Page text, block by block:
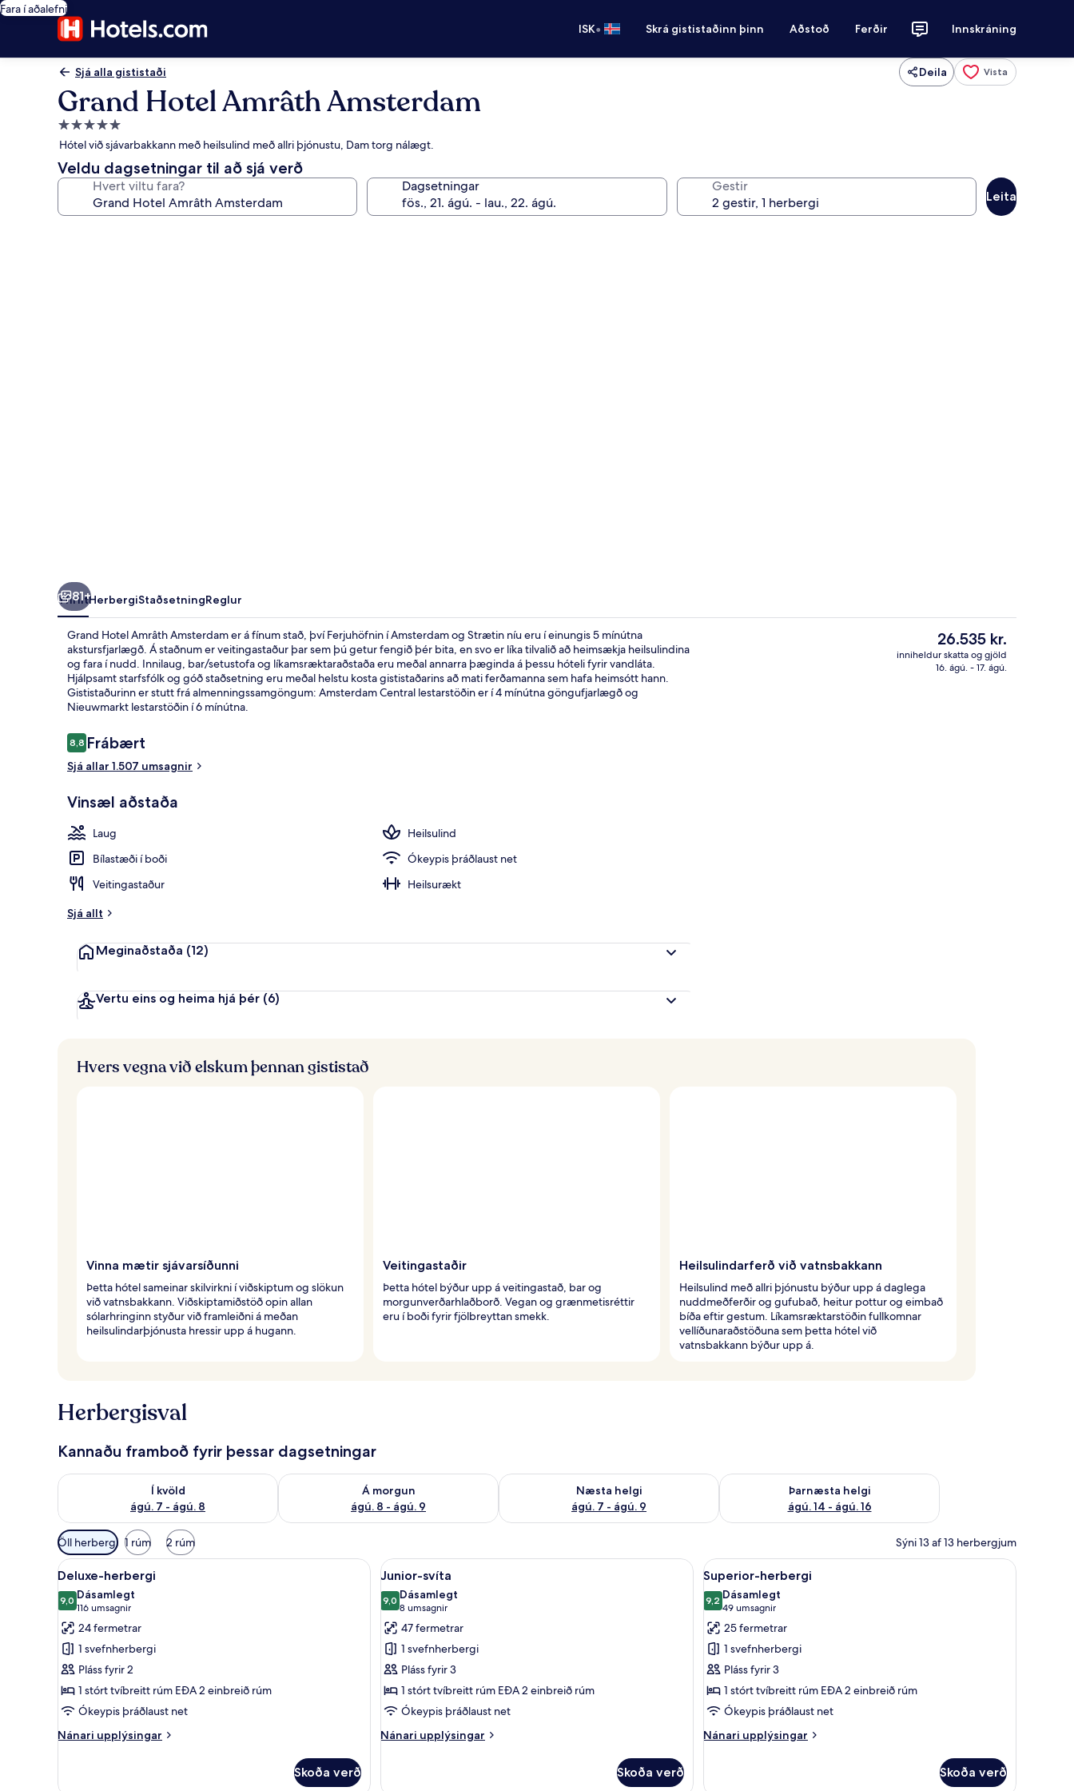
Fara í aðalefni
ISK• Skrá gististaðinn þinn Aðstoð Ferðir Innskráning
Sjá alla gististaði Deila Vista
Grand Hotel Amrâth Amsterdam
5.0
stjörnu
gististaður
Hótel við sjávarbakkann með heilsulind með allri þjónustu, Dam torg nálægt.
Veldu dagsetningar til að sjá verð
Hvert viltu fara? Dagsetningar Gestir
Leita
Fundaraðstaða Morgunverðarhlaðborð daglega
81+
YfirlitHerbergiStaðsetningReglur
Grand Hotel Amrâth Amsterdam er á fínum stað, því Ferjuhöfnin í Amsterdam og Strætin níu eru í einungis 5 mínútna
akstursfjarlægð. Á staðnum er veitingastaður þar sem þú getur fengið þér bita, en svo er líka tilvalið að heimsækja heilsulindina
og fara í nudd. Innilaug, bar/setustofa og líkamsræktaraðstaða eru meðal annarra þæginda á þessu hóteli fyrir vandláta.
Hjálpsamt starfsfólk og góð staðsetning eru meðal helstu kosta gististaðarins að mati ferðamanna sem hafa heimsótt hann.
Gististaðurinn er stutt frá almenningssamgöngum: Amsterdam Central lestarstöðin er í 4 mínútna göngufjarlægð og
Nieuwmarkt lestarstöðin í 6 mínútna.
Umsagnir
8,88,8 af 10
Frábært
Sjá allar 1.507 umsagnir
Vinsæl aðstaða
Laug
Heilsulind
Bílastæði í boði
Ókeypis þráðlaust net
Veitingastaður
Heilsurækt
Sjá allt
Meginaðstaða (12)
Vertu eins og heima hjá þér (6)
Núverandi
verð
er
26.535 kr.
inniheldur skatta og gjöld
16. ágú. - 17. ágú.
Hvers vegna við elskum þennan gististað
Vinna mætir sjávarsíðunni
Þetta hótel sameinar skilvirkni í viðskiptum og slökun
við vatnsbakkann. Viðskiptamiðstöð opin allan
sólarhringinn styður við framleiðni á meðan
heilsulindarþjónusta hressir upp á hugann.
Veitingastaðir
Þetta hótel býður upp á veitingastað, bar og
morgunverðarhlaðborð. Vegan og grænmetisréttir
eru í boði fyrir fjölbreyttan smekk.
Heilsulindarferð við vatnsbakkann
Heilsulind með allri þjónustu býður upp á daglega
nuddmeðferðir og gufubað, heitur pottur og eimbað
bíða eftir gestum. Líkamsræktarstöðin fullkomnar
vellíðunaraðstöðuna sem þetta hótel við
vatnsbakkann býður upp á.
Herbergisval
Kannaðu framboð fyrir þessar dagsetningar
Í kvöld
ágú. 7 - ágú. 8
Athuga framboð í kvöld ágú. 7 - ágú. 8
Á morgun
ágú. 8 - ágú. 9
Athuga framboð á morgun ágú. 8 - ágú. 9
Næsta helgi
ágú. 7 - ágú. 9
Athuga framboð næstu helgi ágú. 7 - ágú. 9
Þarnæsta helgi
ágú. 14 - ágú. 16
Athuga framboð þarnæstu helgi ágú. 14 - ágú. 16
Síur
í
boði
fyrir
herbergi
Öll herbergi 1 rúm 2 rúm Sýni 13 af 13 herbergjum
Skoða
allar
myndir
fyrir
Deluxe-
herbergi
Deluxe-herbergi | Rúmföt af bestu gerð, míníbar, öryggishólf í herbergi, skrifborð
5
Deluxe-herbergi
9,09,0 af 10
Dásamlegt
116 umsagnir
(116
umsagnir)
24 fermetrar
1 svefnherbergi
Pláss fyrir 2
1 stórt tvíbreitt rúm EÐA 2 einbreið rúm
Ókeypis þráðlaust net
Nánari upplýsingar
Nánari
Skoða verð
Skoða
allar
myndir
fyrir
Junior-
svíta
Junior-svíta | Rúmföt af bestu gerð, míníbar, öryggishólf í herbergi, skrifborð
4
Junior-svíta
9,09,0 af 10
Dásamlegt
8 umsagnir
(8
umsagnir)
47 fermetrar
1 svefnherbergi
Pláss fyrir 3
1 stórt tvíbreitt rúm EÐA 2 einbreið rúm
Ókeypis þráðlaust net
Nánari upplýsingar
Nánari
Skoða verð
Skoða
allar
myndir
fyrir
Superior-
herbergi
Rúmföt af bestu gerð, míníbar, öryggishólf í
4
Superior-herbergi
9,29,2 af 10
Dásamlegt
49 umsagnir
(49
umsagnir)
25 fermetrar
1 svefnherbergi
Pláss fyrir 3
1 stórt tvíbreitt rúm EÐA 2 einbreið rúm
Ókeypis þráðlaust net
Nánari upplýsingar
Nánari
Skoða verð